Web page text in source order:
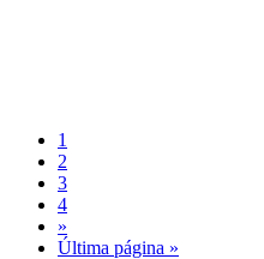
1
2
3
4
»
Última página »